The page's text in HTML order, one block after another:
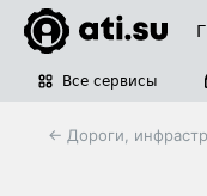
Все сервисы
← Дороги,